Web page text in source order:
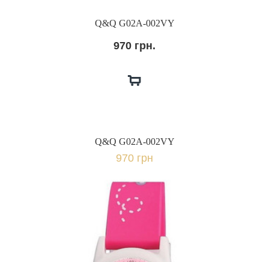
Q&Q G02A-002VY
970 грн.
Q&Q G02A-002VY
970 грн